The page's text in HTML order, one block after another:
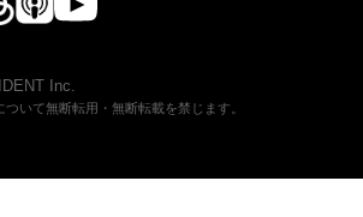
Inc.
いて無断転用・無断転載を禁じます。